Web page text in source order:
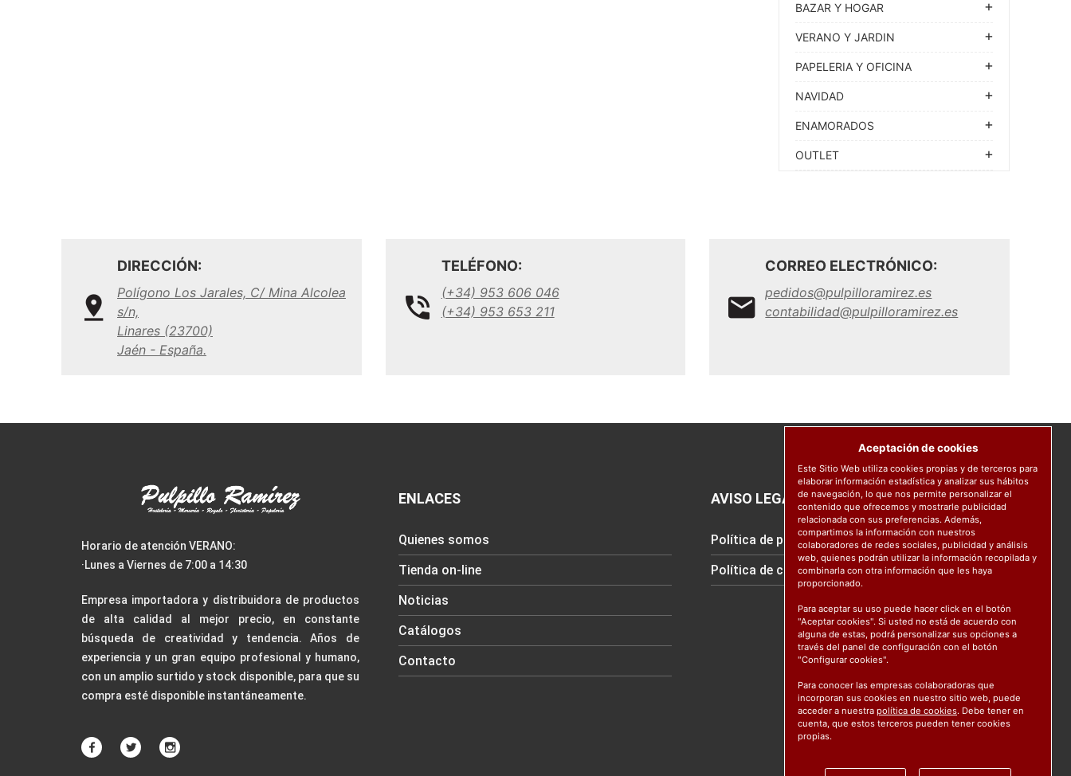
BAZAR Y HOGAR
VERANO Y JARDIN
PAPELERIA Y OFICINA
NAVIDAD
ENAMORADOS
OUTLET
DIRECCIÓN:
Polígono Los Jarales, C/ Mina Alcolea
s/n,
Linares (23700)
Jaén - España.
TELÉFONO:
(+34) 953 606 046
(+34) 953 653 211
CORREO ELECTRÓNICO:
pedidos@pulpilloramirez.es
contabilidad@pulpilloramirez.es
Horario de atención VERANO:
·Lunes a Viernes de 7:00 a 14:30
Empresa importadora y distribuidora de productos
de alta calidad al mejor precio, en constante
búsqueda de creatividad y tendencia. Años de
experiencia y un gran equipo profesional y humano,
con un amplio surtido y stock disponible, para que su
compra esté disponible instantáneamente.
ENLACES
Quienes somos
Tienda on-line
Noticias
Catálogos
Contacto
AVISO LEGAL
Política de protección de datos
Política de cookies
Aceptación de cookies
Este Sitio Web utiliza cookies propias y de terceros para
elaborar información estadística y analizar sus hábitos
de navegación, lo que nos permite personalizar el
contenido que ofrecemos y mostrarle publicidad
relacionada con sus preferencias. Además,
compartimos la información con nuestros
colaboradores de redes sociales, publicidad y análisis
web, quienes podrán utilizar la información recopilada y
combinarla con otra información que les haya
proporcionado.
Para aceptar su uso puede hacer click en el botón
"Aceptar cookies". Si usted no está de acuerdo con
alguna de estas, podrá personalizar sus opciones a
través del panel de configuración con el botón
"Configurar cookies".
Para conocer las empresas colaboradoras que
incorporan sus cookies en nuestro sitio web, puede
acceder a nuestra política de cookies. Debe tener en
cuenta, que estos terceros pueden tener cookies
propias.